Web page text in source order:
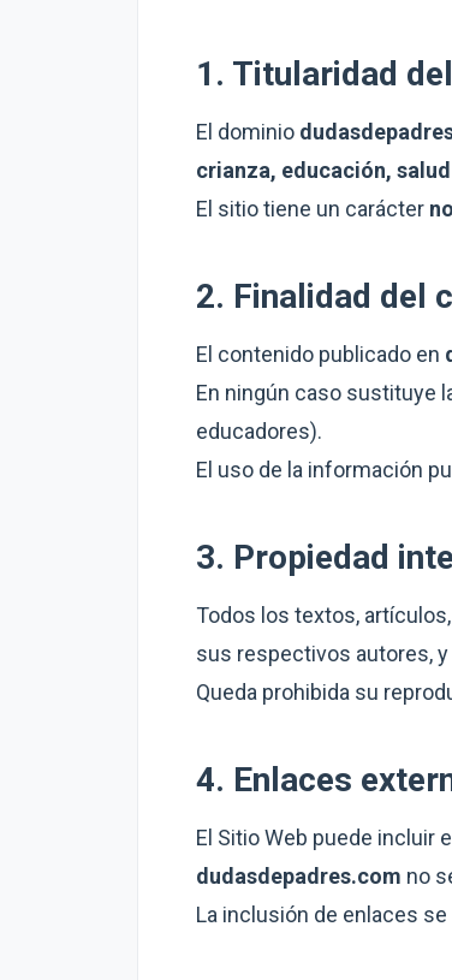
1. Titularidad
El dominio
crianza, educación,
El sitio tiene un carácter
2. Finalidad del
El contenido publicado en
En ningún caso sustituye
educadores).
El uso de la información
3. Propiedad
Todos los textos,
sus respectivos autores,
Queda prohibida su
4. Enlaces
El Sitio Web puede incluir
dudasdepadres.com no
La inclusión de enlaces